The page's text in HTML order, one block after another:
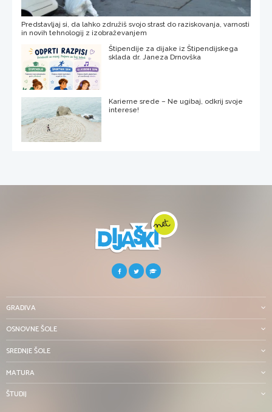
Predstavljaj si, da lahko združiš svojo strast do raziskovanja, varnosti
in novih tehnologij z izobraževanjem
Štipendije za dijake iz Štipendijskega
sklada dr. Janeza Drnovška
Karierne srede – Ne ugibaj, odkrij svoje
interese!
GRADIVA
OSNOVNE ŠOLE
SREDNJE ŠOLE
MATURA
ŠTUDIJ